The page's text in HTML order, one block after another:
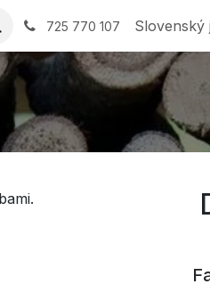
Reference Společnost
725 770 107 Slovenský